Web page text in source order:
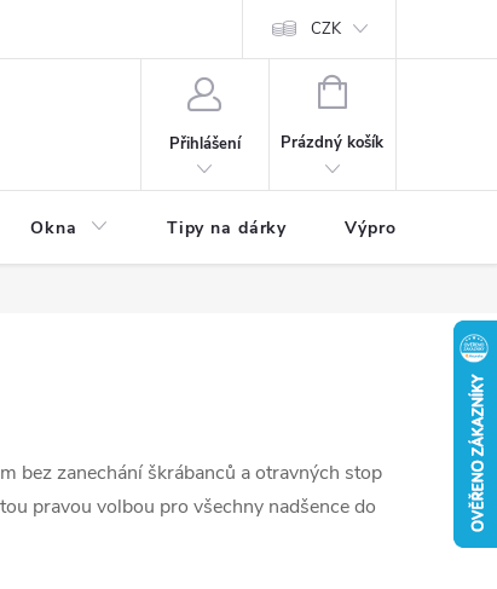
CZK
Přihlášení
NÁKUPNÍ
Prázdný košík
Okna Tipy na dárky Výprodej skladu
bez zanechání škrábanců a otravných stop
pravou volbou pro všechny nadšence do